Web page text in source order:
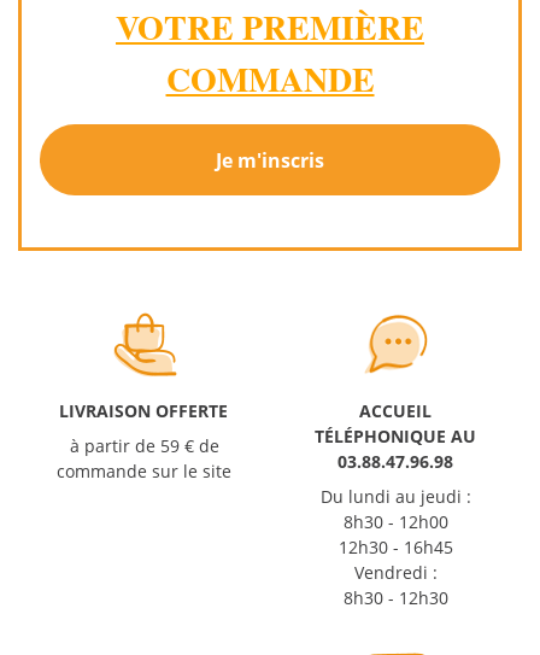
VOTRE PREMIÈRE
COMMANDE
Je m'inscris
LIVRAISON OFFERTE
à partir de 59 € de
commande sur le site
ACCUEIL
TÉLÉPHONIQUE AU
03.88.47.96.98
Du lundi au jeudi :
8h30 - 12h00
12h30 - 16h45
Vendredi :
8h30 - 12h30